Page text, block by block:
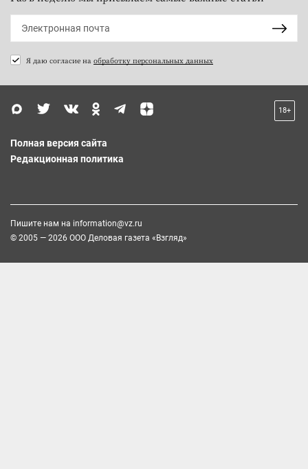
Я даю согласие на обработку персональных данных
18+
Полная версия сайта
Редакционная политика
Пишите нам на information@vz.ru
© 2005 — 2026 ООО Деловая газета «Взгляд»